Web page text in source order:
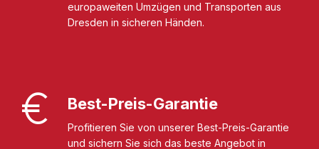
europaweiten Umzügen und Transporten aus
Dresden in sicheren Händen.
Best-Preis-Garantie
Profitieren Sie von unserer Best-Preis-Garantie
und sichern Sie sich das beste Angebot in